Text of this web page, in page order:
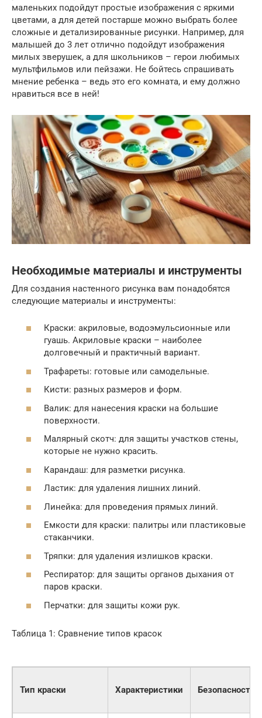
маленьких подойдут простые изображения с яркими
цветами, а для детей постарше можно выбрать более
сложные и детализированные рисунки. Например, для
малышей до 3 лет отлично подойдут изображения
милых зверушек, а для школьников – герои любимых
мультфильмов или пейзажи. Не бойтесь спрашивать
мнение ребенка – ведь это его комната, и ему должно
нравиться все в ней!
Необходимые материалы и инструменты
Для создания настенного рисунка вам понадобятся
следующие материалы и инструменты:
Краски: акриловые, водоэмульсионные или
гуашь. Акриловые краски – наиболее
долговечный и практичный вариант.
Трафареты: готовые или самодельные.
Кисти: разных размеров и форм.
Валик: для нанесения краски на большие
поверхности.
Малярный скотч: для защиты участков стены,
которые не нужно красить.
Карандаш: для разметки рисунка.
Ластик: для удаления лишних линий.
Линейка: для проведения прямых линий.
Емкости для краски: палитры или пластиковые
стаканчики.
Тряпки: для удаления излишков краски.
Респиратор: для защиты органов дыхания от
паров краски.
Перчатки: для защиты кожи рук.
Таблица 1: Сравнение типов красок
Тип краски Характеристики Безопасность